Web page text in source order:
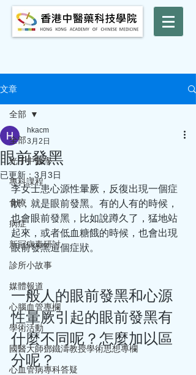
文章
全部
光子中醫學
專科課程
食療
病症
新冠病毒研討
診所小故事
媒體報道
心腦血管專欄
學術活動
國醫大師鄧鐵濤教授學術思想專欄
心血管病專科答疑
全部
眼前發黑
hkacm
3月2日
已更新： 3月3日
李女士患心源性暈厥，反復出現一個症
狀，就是眼前發黑。有的人有的時候，
也會眼前發黑，比如說蹲久了，猛地站
起來，或者低血糖餓的時候，也會出現
眼前發黑這個症狀。
一般人的眼前發黑和心源
性暈厥引起的眼前發黑有
什麼不同呢？怎麼加以區
分呢？